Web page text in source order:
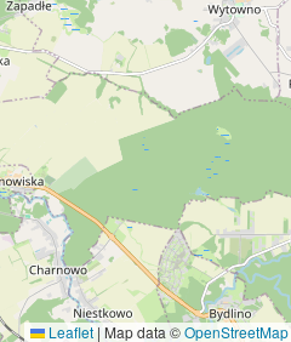
Leaflet | Map data ©OpenStreetMap